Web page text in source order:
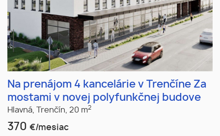
Na prenájom 4 kancelárie v Trenčíne Za
mostami v novej polyfunkčnej budove
Hlavná, Trenčín, 20 m2
370 €/mesiac